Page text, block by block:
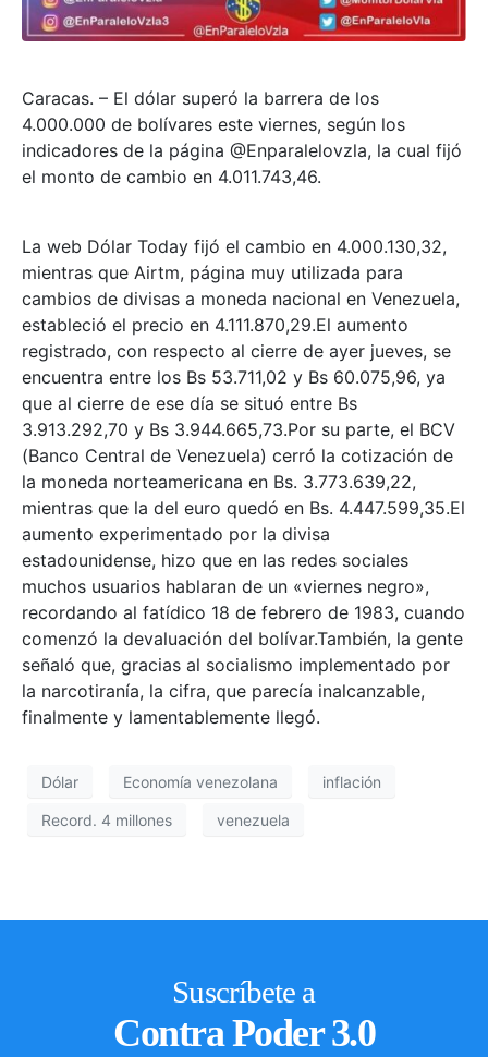
Caracas. – El dólar superó la barrera de los
4.000.000 de bolívares este viernes, según los
indicadores de la página @Enparalelovzla, la cual fijó
el monto de cambio en 4.011.743,46.
La web Dólar Today fijó el cambio en 4.000.130,32,
mientras que Airtm, página muy utilizada para
cambios de divisas a moneda nacional en Venezuela,
estableció el precio en 4.111.870,29.El aumento
registrado, con respecto al cierre de ayer jueves, se
encuentra entre los Bs 53.711,02 y Bs 60.075,96, ya
que al cierre de ese día se situó entre Bs
3.913.292,70 y Bs 3.944.665,73.Por su parte, el BCV
(Banco Central de Venezuela) cerró la cotización de
la moneda norteamericana en Bs. 3.773.639,22,
mientras que la del euro quedó en Bs. 4.447.599,35.El
aumento experimentado por la divisa
estadounidense, hizo que en las redes sociales
muchos usuarios hablaran de un «viernes negro»,
recordando al fatídico 18 de febrero de 1983, cuando
comenzó la devaluación del bolívar.También, la gente
señaló que, gracias al socialismo implementado por
la narcotiranía, la cifra, que parecía inalcanzable,
finalmente y lamentablemente llegó.
Dólar Economía venezolana inflación
Record. 4 millones venezuela
Suscríbete a
Contra Poder 3.0